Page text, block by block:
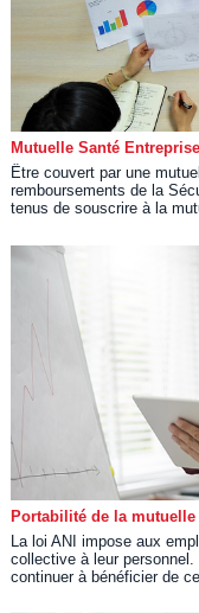
Mutuelle Santé
Être couvert par une
remboursements de la
tenus de souscrire à la
Portabilité de la
La loi ANI impose aux
collective à leur personnel.
continuer à bénéficier de